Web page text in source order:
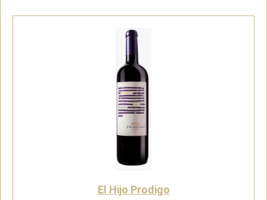
Hijo
El Hijo Prodigo